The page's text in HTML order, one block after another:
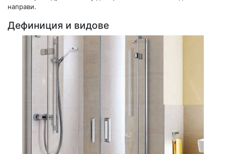
направи.
Дефиниция и видове